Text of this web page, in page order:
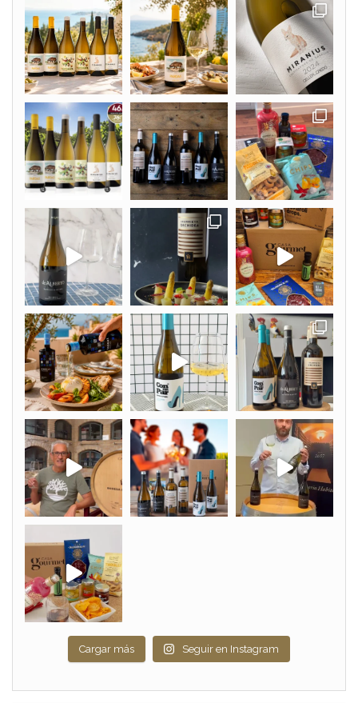
Cargar más Seguir en Instagram